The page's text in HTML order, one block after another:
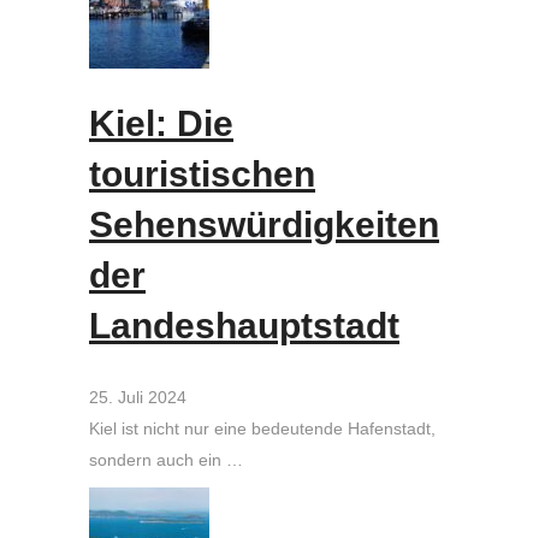
Kiel: Die
touristischen
Sehenswürdigkeiten
der
Landeshauptstadt
25. Juli 2024
Kiel ist nicht nur eine bedeutende Hafenstadt,
sondern auch ein …